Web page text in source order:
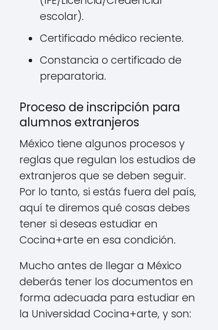
escolar).
Certificado médico reciente.
Constancia o certificado de
preparatoria.
Proceso de inscripción para
alumnos extranjeros
México tiene algunos procesos y
reglas que regulan los estudios de
extranjeros que se deben seguir.
Por lo tanto, si estás fuera del país,
aquí te diremos qué cosas debes
tener si deseas estudiar en
Cocina+arte en esa condición.
Mucho antes de llegar a México
deberás tener los documentos en
forma adecuada para estudiar en
la Universidad Cocina+arte, y son: